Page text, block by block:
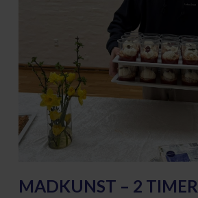
MADKUNST – 2 TIMER